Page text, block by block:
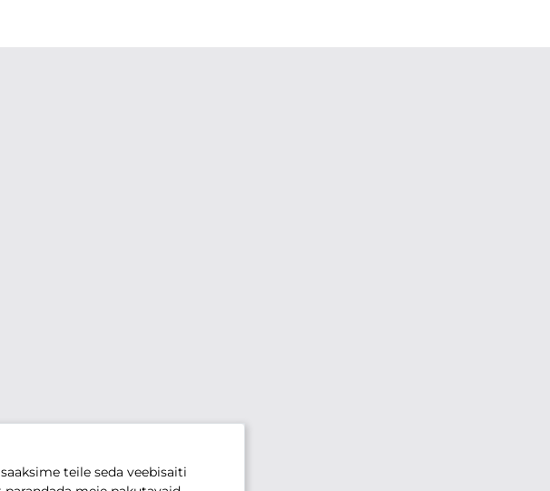
teile seda veebisaiti